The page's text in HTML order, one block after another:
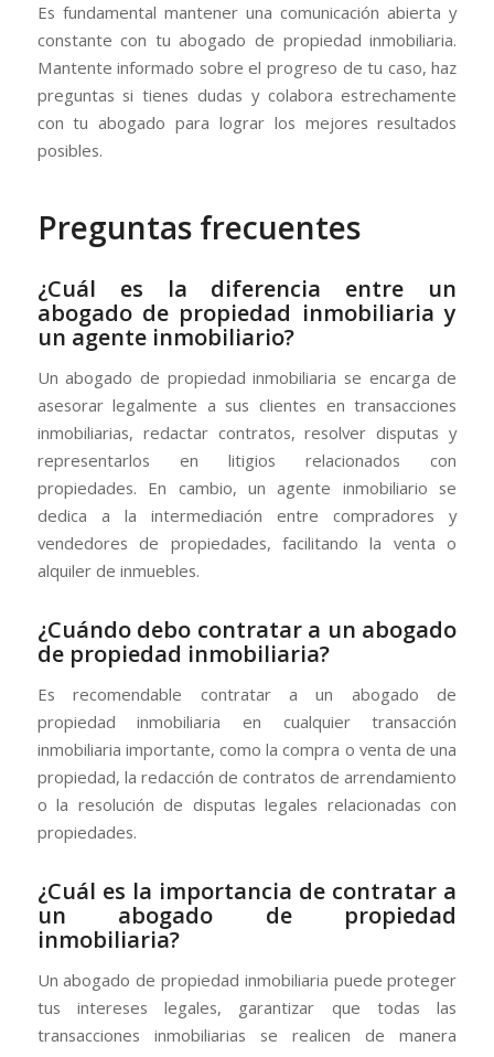
Es fundamental mantener una comunicación abierta y
constante con tu abogado de propiedad inmobiliaria.
Mantente informado sobre el progreso de tu caso, haz
preguntas si tienes dudas y colabora estrechamente
con tu abogado para lograr los mejores resultados
posibles.
Preguntas frecuentes
¿Cuál es la diferencia entre un
abogado de propiedad inmobiliaria y
un agente inmobiliario?
Un abogado de propiedad inmobiliaria se encarga de
asesorar legalmente a sus clientes en transacciones
inmobiliarias, redactar contratos, resolver disputas y
representarlos en litigios relacionados con
propiedades. En cambio, un agente inmobiliario se
dedica a la intermediación entre compradores y
vendedores de propiedades, facilitando la venta o
alquiler de inmuebles.
¿Cuándo debo contratar a un abogado
de propiedad inmobiliaria?
Es recomendable contratar a un abogado de
propiedad inmobiliaria en cualquier transacción
inmobiliaria importante, como la compra o venta de una
propiedad, la redacción de contratos de arrendamiento
o la resolución de disputas legales relacionadas con
propiedades.
¿Cuál es la importancia de contratar a
un abogado de propiedad
inmobiliaria?
Un abogado de propiedad inmobiliaria puede proteger
tus intereses legales, garantizar que todas las
transacciones inmobiliarias se realicen de manera